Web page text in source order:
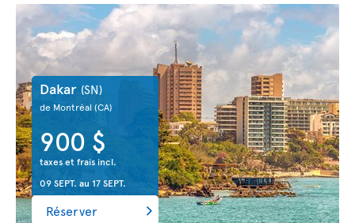
Dakar (SN)
de Montréal(CA)
900 $
taxes et frais incl.
09 SEPT. au 17 SEPT.
Réserver